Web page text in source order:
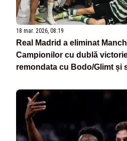
18 mar. 2026, 08:19
Real Madrid a eliminat
Campionilor cu dublă
remondata cu Bodo/Glimt și